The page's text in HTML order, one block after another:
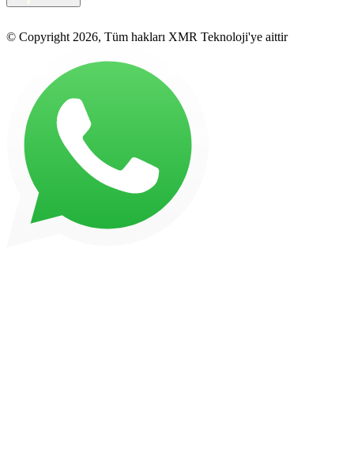
© Copyright 2026, Tüm hakları XMR Teknoloji'ye aittir